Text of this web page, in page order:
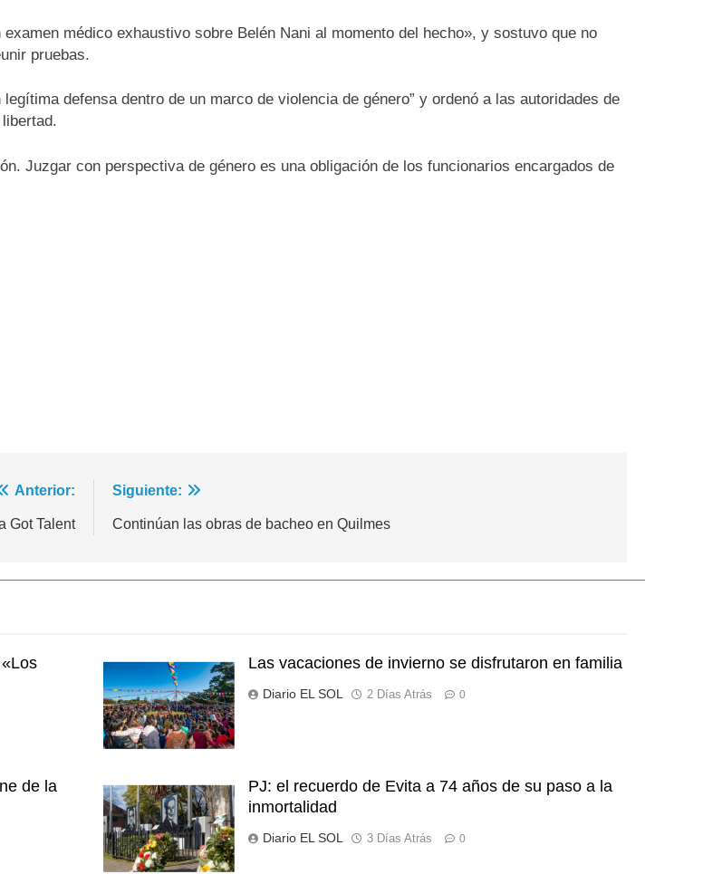
médico exhaustivo sobre Belén Nani al momento del hecho», y sostuvo que no
pruebas.
defensa dentro de un marco de violencia de género” y ordenó a las autoridades de
Juzgar con perspectiva de género es una obligación de los funcionarios encargados de
Anterior:
Got Talent
Siguiente:
Continúan las obras de bacheo en Quilmes
Las vacaciones de invierno se disfrutaron en familia
Diario EL SOL 2 Días Atrás 0
de la
PJ: el recuerdo de Evita a 74 años de su paso a la
inmortalidad
Diario EL SOL 3 Días Atrás 0